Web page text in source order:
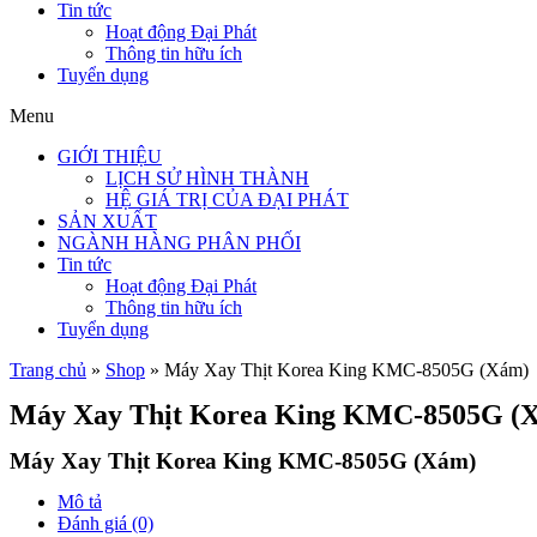
Tin tức
Hoạt động Đại Phát
Thông tin hữu ích
Tuyển dụng
Menu
GIỚI THIỆU
LỊCH SỬ HÌNH THÀNH
HỆ GIÁ TRỊ CỦA ĐẠI PHÁT
SẢN XUẤT
NGÀNH HÀNG PHÂN PHỐI
Tin tức
Hoạt động Đại Phát
Thông tin hữu ích
Tuyển dụng
Trang chủ » Shop » Máy Xay Thịt Korea King KMC-8505G (Xám)
Máy Xay Thịt Korea King KMC-8505G
Máy Xay Thịt Korea King KMC-8505G (Xám)
Mô tả
Đánh giá (0)